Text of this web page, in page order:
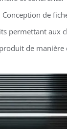
Conception de
permettant aux
de manière